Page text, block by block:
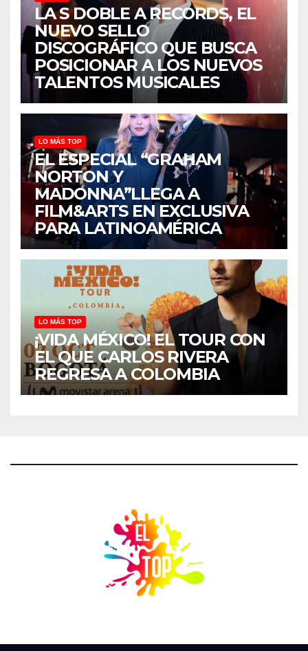
LA S DOBLE A RECORDS, EL
NUEVO SELLO
DISCOGRÁFICO QUE BUSCA
POSICIONAR A LOS NUEVOS
TALENTOS MUSICALES
LO MÁS TOP
EL ESPECIAL “GRAHAM
NORTON Y
MADONNA”LLEGA A
FILM&ARTS EN EXCLUSIVA
PARA LATINOAMÉRICA
LO MÁS TOP
¡VIDA MÉXICO! EL TOUR CON
EL QUE CARLOS RIVERA
REGRESA A COLOMBIA